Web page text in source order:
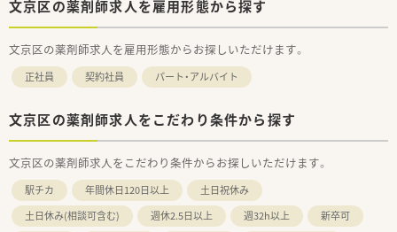
文京区の薬剤師求人を雇用形態から探す
文京区の薬剤師求人を雇用形態からお探しいただけます。
正社員 契約社員 パート・アルバイト
文京区の薬剤師求人をこだわり条件から探す
文京区の薬剤師求人をこだわり条件からお探しいただけます。
駅チカ 年間休日120日以上
土日祝休み
土日休み(相談可含む)
週休2.5日以上 週32h以上
新卒可